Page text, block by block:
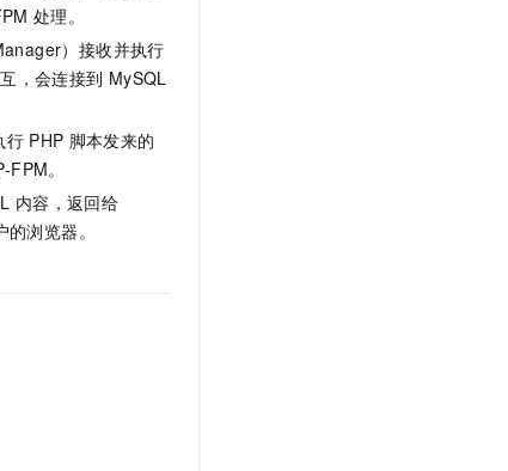
处理。
）接收并执行
，会连接到 MySQL
行 PHP 脚本发来的
FPM。
内容，返回给
浏览器。